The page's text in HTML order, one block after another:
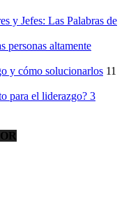
y Jefes: Las Palabras de
personas altamente
y cómo solucionarlos 11
para el liderazgo? 3